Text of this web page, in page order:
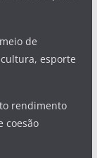
de
esporte
rendimento
coesão